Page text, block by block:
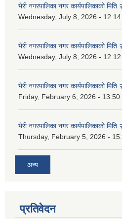
भेरी नगरपालिका नगर कार्यपालिकाको
Wednesday, July 8, 2026 - 12:14
भेरी नगरपालिका नगर कार्यपालिकाको
Wednesday, July 8, 2026 - 12:12
भेरी नगरपालिका नगर कार्यपालिकाको
Friday, February 6, 2026 - 13:50
भेरी नगरपालिका नगर कार्यपालिकाको
Thursday, February 5, 2026 -
अन्य
प्रतिवेदन